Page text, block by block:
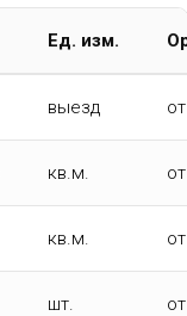
Ед. изм.
выезд
кв.м.
кв.м.
шт.